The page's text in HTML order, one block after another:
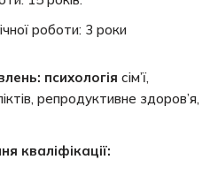
роботи: 3 роки
психологія сім’ї,
репродуктивне здоров’я,
кваліфікації: